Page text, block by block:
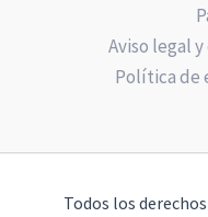
Aviso legal
Política de
Todos los